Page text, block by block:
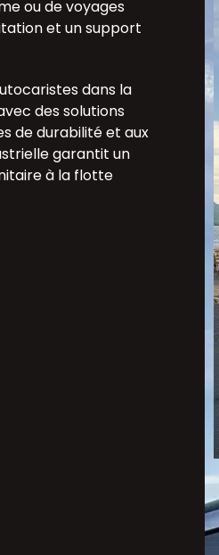
ou de voyages
et un support
dans la
des solutions
de durabilité et aux
garantit un
à la flotte